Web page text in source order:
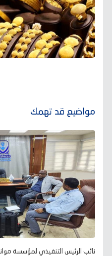
مواضيع قد تهمك
نائب الرئيس التنفيذي لمؤسسة